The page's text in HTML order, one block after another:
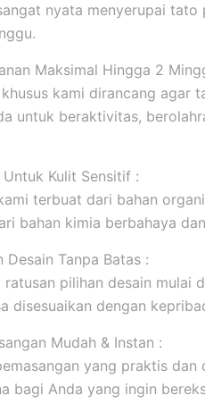
nyata menyerupai
Maksimal Hingga 2
kami dirancang agar
untuk beraktivitas,
Untuk Kulit Sensitif :
terbuat dari bahan
bahan kimia berbahaya
Desain Tanpa Batas :
ratusan pilihan desain mulai
disesuaikan dengan
Mudah & Instan :
yang praktis
bagi Anda yang ingin